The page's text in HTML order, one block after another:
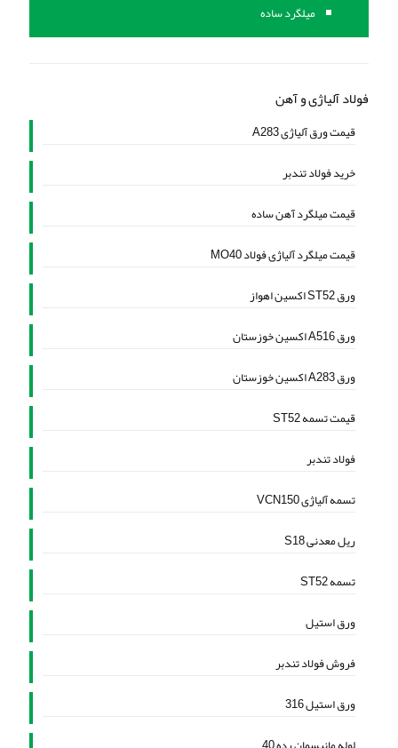
میلگرد ساده
فولاد آلیاژی و آهن
قیمت ورق آلیاژی A283
خرید فولاد تندبر
قیمت میلگرد آهن ساده
قیمت میلگرد آلیاژی فولاد MO40
ورق ST52 اکسین اهواز
ورق A516 اکسین خوزستان
ورق A283 اکسین خوزستان
قیمت تسمه ST52
فولاد تندبر
تسمه آلیاژی VCN150
ریل معدنی S18
تسمه ST52
ورق استیل
فروش فولاد تندبر
ورق استیل 316